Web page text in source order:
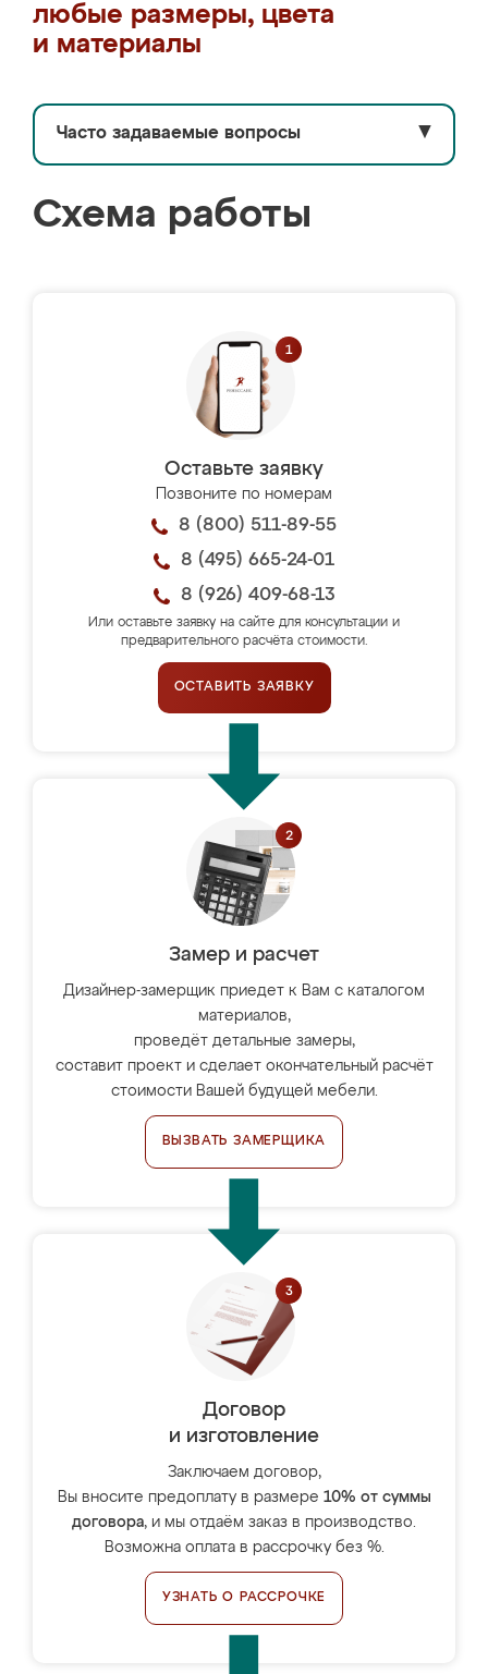
любые размеры, цвета
и материалы
Часто задаваемые вопросы ▼
Схема работы
Оставьте заявку
Позвоните по номерам
8 (800) 511-89-55
8 (495) 665-24-01
8 (926) 409-68-13
Или оставьте заявку на сайте для консультации и
предварительного расчёта стоимости.
ОСТАВИТЬ ЗАЯВКУ
Замер и расчет
Дизайнер-замерщик приедет к Вам с каталогом
материалов,
проведёт детальные замеры,
составит проект и сделает окончательный расчёт
стоимости Вашей будущей мебели.
ВЫЗВАТЬ ЗАМЕРЩИКА
Договор
и изготовление
Заключаем договор,
Вы вносите предоплату в размере 10% от суммы
договора, и мы отдаём заказ в производство.
Возможна оплата в рассрочку без %.
УЗНАТЬ О РАССРОЧКЕ